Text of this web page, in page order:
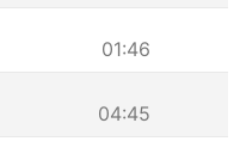
01:46
04:45